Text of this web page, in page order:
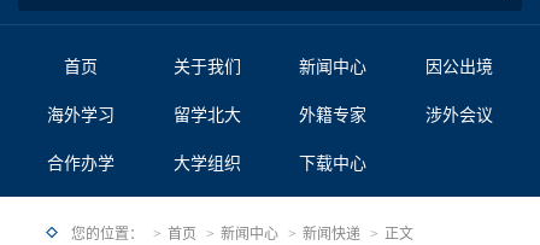
首页 关于我们 新闻中心 因公出境
海外学习 留学北大 外籍专家 涉外会议
合作办学 大学组织 下载中心
您的位置： 首页 新闻中心 新闻快递 正文